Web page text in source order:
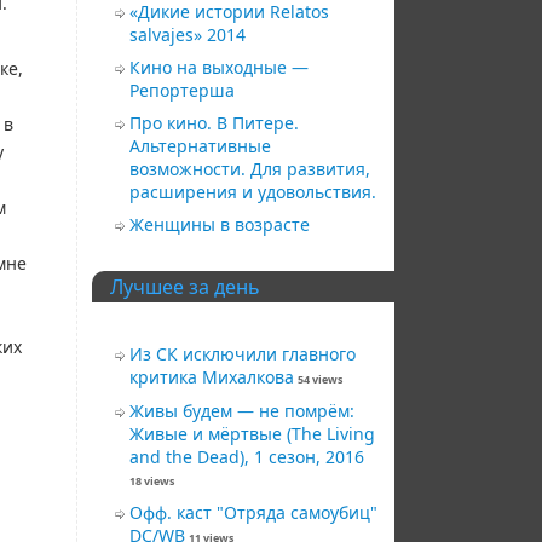
«Дикие истории Relatos
salvajes» 2014
Кино на выходные —
Репортерша
Про кино. В Питере.
Альтернативные
возможности. Для развития,
расширения и удовольствия.
Женщины в возрасте
Лучшее за день
Из СК исключили главного
критика Михалкова 54 views
Живы будем — не помрём:
Живые и мёртвые (The Living
and the Dead), 1 сезон, 2016
18 views
Офф. каст "Отряда самоубиц"
DC/WB 11 views